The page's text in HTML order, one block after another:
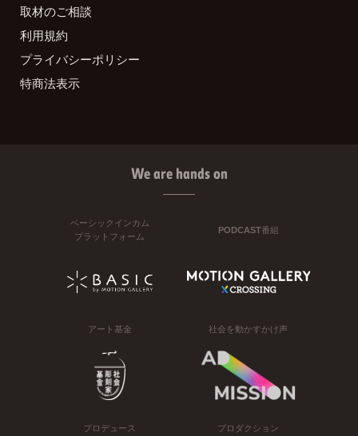
取材のご相談
利用規約
プライバシーポリシー
特商法表示
We are hands on
ベーシックインカム
プラットフォーム
PODCAST番組
アート基金 社会を動かすかけ声
プロデュース プロダクション